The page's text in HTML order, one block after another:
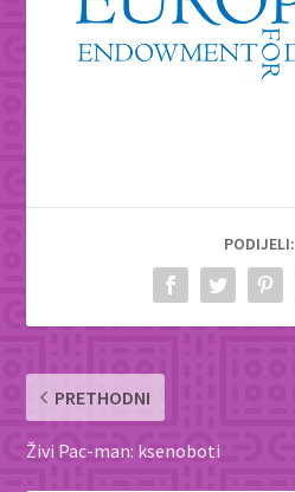
PODIJELI:
PRETHODNI
Živi Pac-man: ksenoboti